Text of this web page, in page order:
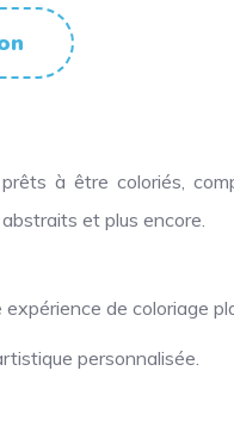
à être coloriés,
et plus encore.
de coloriage
personnalisée.